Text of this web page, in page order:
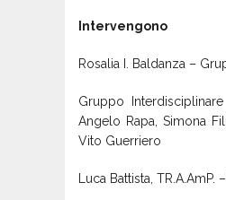
Intervengono
Rosalia I. Baldanza –
Gruppo
Angelo Rapa, Simona
Vito Guerriero
Luca Battista,